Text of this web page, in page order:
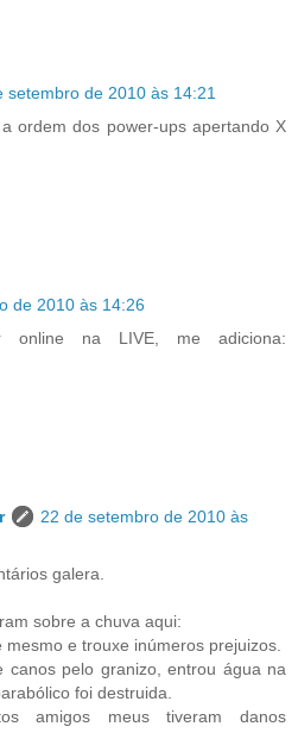
setembro de 2010 às 14:21
ordem dos power-ups apertando X
de 2010 às 14:26
online na LIVE, me adiciona:
22 de setembro de 2010 às
galera.
sobre a chuva aqui:
e trouxe inúmeros prejuizos.
canos pelo granizo, entrou água na
foi destruida.
amigos meus tiveram danos